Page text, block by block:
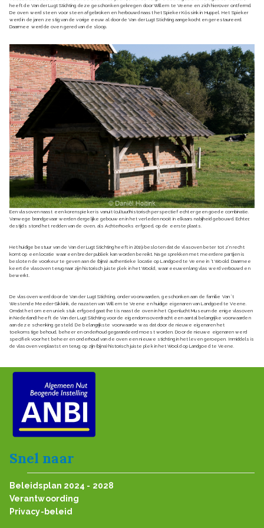
heeft de Van der Lugt Stichting deze geschonken gekregen door Willem te Veene en zich hierover ontfermd.
De oven werd steen voor steen afgebroken en herbouwd naast het Spieker Kössink in Huppel. Het Spieker
werd in de jaren zestig van de vorige eeuw al door de Van der Lugt Stichting aangekocht en gerestaureerd.
Daarmee werd de oven gered van de sloop.
Een vlasoven naast een korenspieker is vanuit (cultuur)historisch perspectief echter geen goede combinatie.
Vanwege brandgevaar werden dergelijke gebouwen in het verleden nooit in elkaars nabijheid gebouwd. Echter,
destijds stond het redden van de oven, als Achterhoeks erfgoed, op de eerste plaats.
Het huidige bestuur van de Van der Lugt Stichting heeft in 2019 besloten dat de vlasoven beter tot z’n recht
komt op een locatie waar een breder publiek kan worden bereikt. Na gesprekken met meerdere partijen is
besloten de voorkeur te geven aan de (bijna) authentieke locatie op Landgoed te Veene in ‘t Woold. Daarmee
keert de vlasoven terug naar zijn historisch juiste plek in het Woold, waar eeuwenlang vlas werd verbouwd en
bewerkt.
De vlasoven werd door de Van der Lugt Stichting, onder voorwaarden, geschonken aan de familie Van ’t
Westende Meeder-Sikkink, de nazaten van Willem te Veene en huidige eigenaren van Landgoed te Veene.
Omdat het om een uniek stuk erfgoed gaat (het is naast de oven in het Openlucht Museum de enige vlasoven
in Nederland) heeft de Van der Lugt Stichting voor de eigendomsoverdracht een aantal belangrijke voorwaarden
aan deze schenking gesteld. De belangrijkste voorwaarde was dat door de nieuwe eigenaren het
toekomstige behoud, beheer en onderhoud gegarandeerd moest worden. Door de nieuwe eigenaren werd
specifiek voor het beheer en onderhoud van de oven een nieuwe stichting in het leven geroepen. Inmiddels is
de vlasoven verplaatst en terug op zijn (bijna) historisch juiste plek in het Woold op Landgoed te Veene.
Snel naar
Beleidsplan 2024 - 2028
Verantwoording
Privacy-beleid